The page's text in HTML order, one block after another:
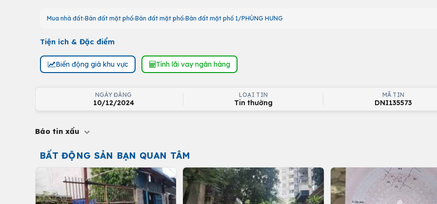
Mua nhà đất Bán đất mặt phố Bán đất mặt phố Bán đất mặt phố 1/PHÙNG HƯNG
Tiện ích & Đặc điểm
Biến động giá khu vực Tính lãi vay ngân hàng
NGÀY ĐĂNG
10/12/2024
LOẠI TIN
Tin thường
MÃ TIN
DNI135573
Báo tin xấu
BẤT ĐỘNG SẢN BẠN QUAN TÂM